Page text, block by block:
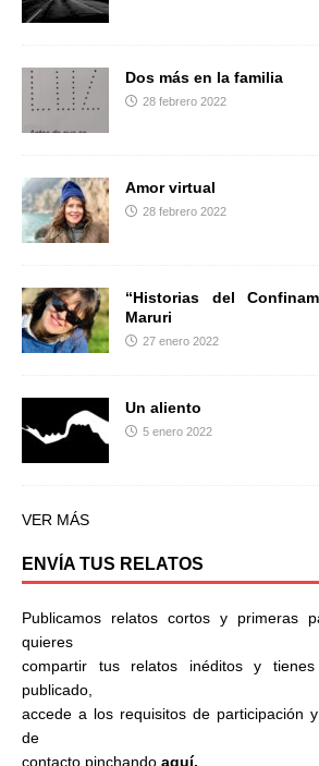
Dos más en la familia
28 febrero 2022
Amor virtual
28 febrero 2022
“Historias del
Maruri
27 enero 2022
Un aliento
5 enero 2022
VER MÁS
ENVÍA TUS RELATOS
Publicamos relatos cortos y primeras
quieres
compartir tus relatos inéditos y
publicado,
accede a los requisitos de participación
de
contacto pinchando aquí.